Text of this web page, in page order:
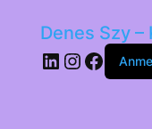
Denes Szy –
LinkedIn